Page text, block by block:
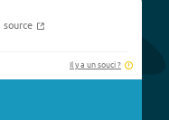
source
Il y a un souci ?